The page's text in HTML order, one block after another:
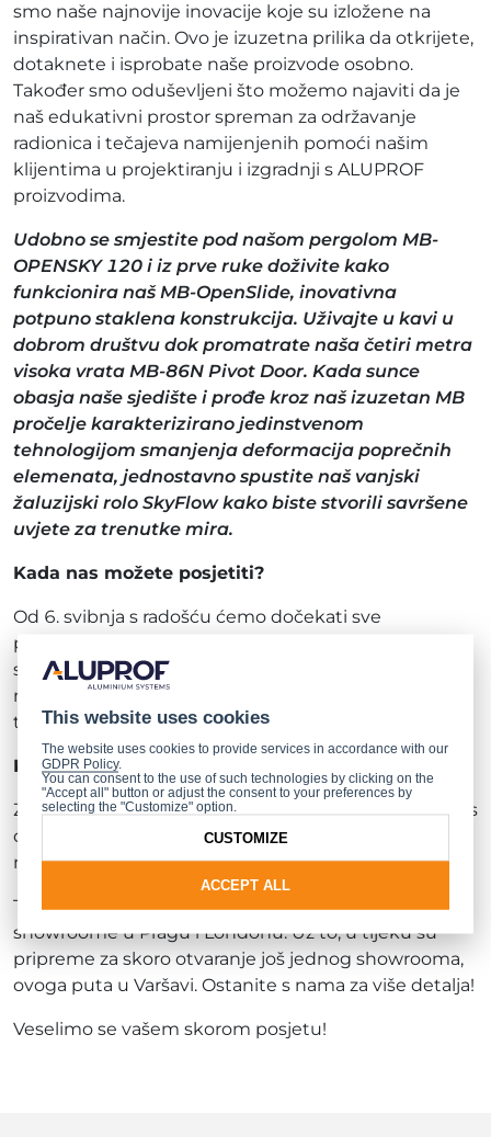
smo naše najnovije inovacije koje su izložene na
inspirativan način. Ovo je izuzetna prilika da otkrijete,
dotaknete i isprobate naše proizvode osobno.
Također smo oduševljeni što možemo najaviti da je
naš edukativni prostor spreman za održavanje
radionica i tečajeva namijenjenih pomoći našim
klijentima u projektiranju i izgradnji s ALUPROF
proizvodima.
Udobno se smjestite pod našom pergolom MB-
OPENSKY 120 i iz prve ruke doživite kako
funkcionira naš MB-OpenSlide, inovativna
potpuno staklena konstrukcija. Uživajte u kavi u
dobrom društvu dok promatrate naša četiri metra
visoka vrata MB-86N Pivot Door. Kada sunce
obasja naše sjedište i prođe kroz naš izuzetan MB
pročelje karakterizirano jedinstvenom
tehnologijom smanjenja deformacija poprečnih
elemenata, jednostavno spustite naš vanjski
žaluzijski rolo SkyFlow kako biste stvorili savršene
uvjete za trenutke mira.
Kada nas možete posjetiti?
Od 6. svibnja s radošću ćemo dočekati sve
posjetitelje u našem posvećenom prostoru, bilo da
se radi o našim stalnim klijentima, arhitektima,
novim poslovnim partnerima ili pojedincima koji
traže izuzetna rješenja za svoje domove.
Kako nas možete kontaktirati?
Za zakazivanje termina ili više informacija, molimo vas
da nas nazovete na +48 33 81 95 455 ili nam pišete
na
showroom@aluprof.com.
Također želimo podsjetiti da možete posjetiti naše
showroome u Pragu i Londonu. Uz to, u tijeku su
pripreme za skoro otvaranje još jednog showrooma,
ovoga puta u Varšavi. Ostanite s nama za više detalja!
Veselimo se vašem skorom posjetu!
This website uses cookies
The website uses cookies to provide services in accordance with our
GDPR Policy.
You can consent to the use of such technologies by clicking on the
"Accept all" button or adjust the consent to your preferences by
selecting the "Customize" option.
ACCEPT ALL
CUSTOMIZE